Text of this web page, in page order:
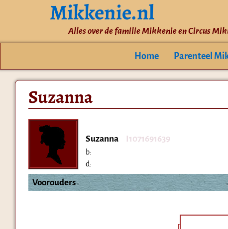
Mikkenie.nl
Alles over de familie Mikkenie en Circus
Home Parenteel
Suzanna
Suzanna I1071691639
b:
d:
Voorouders